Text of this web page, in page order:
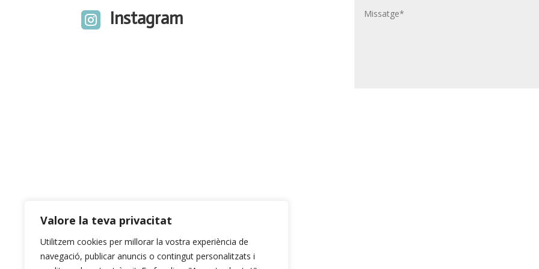
Valore la teva privacitat
Utilitzem cookies per millorar la vostra experiència de
navegació, publicar anuncis o contingut personalitzats i
 Instagram